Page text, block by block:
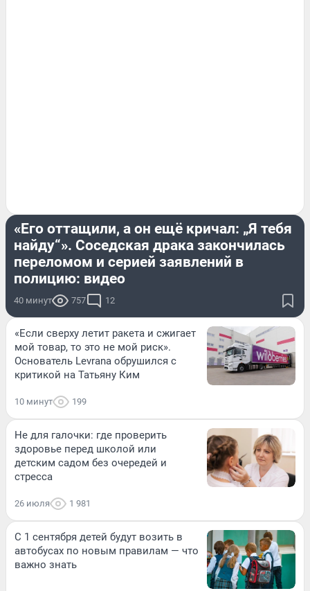
«Его оттащили, а он ещё кричал: „Я тебя
найду“». Соседская драка закончилась
переломом и серией заявлений в
полицию: видео
40 минут 757 12
«Если сверху летит ракета и сжигает
мой товар, то это не мой риск».
Основатель Levrana обрушился с
критикой на Татьяну Ким
10 минут 199
Не для галочки: где проверить
здоровье перед школой или
детским садом без очередей и
стресса
26 июля 1 981
С 1 сентября детей будут возить в
автобусах по новым правилам — что
важно знать